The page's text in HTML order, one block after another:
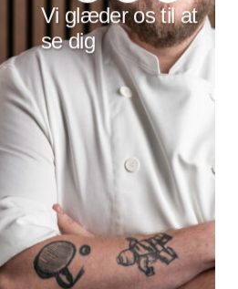
Vi glæder os til at
se dig
Restaurant
Take Home
Koncepter
Fester